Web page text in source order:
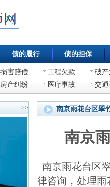
债的履行 债的担保
损害赔偿 工程欠款
破产
房产纠纷 医疗事故 交通
>> 南京雨花台区翠
南京
南京雨花台区
律咨询，处理雨